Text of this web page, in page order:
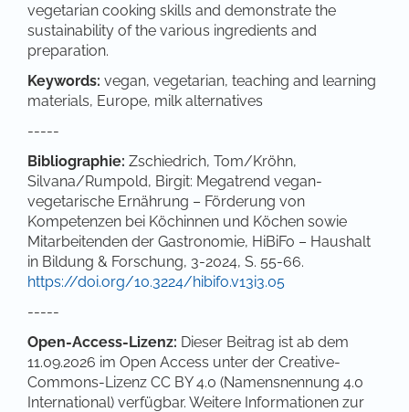
vegetarian cooking skills and demonstrate the
sustainability of the various ingredients and
preparation.
Keywords: vegan, vegetarian, teaching and learning
materials, Europe, milk alternatives
-----
Bibliographie: Zschiedrich, Tom/Kröhn,
Silvana/Rumpold, Birgit: Megatrend vegan-
vegetarische Ernährung – Förderung von
Kompetenzen bei Köchinnen und Köchen sowie
Mitarbeitenden der Gastronomie, HiBiFo – Haushalt
in Bildung & Forschung, 3-2024, S. 55-66.
https://doi.org/10.3224/hibifo.v13i3.05
-----
Open-Access-Lizenz: Dieser Beitrag ist ab dem
11.09.2026 im Open Access unter der Creative-
Commons-Lizenz CC BY 4.0 (Namensnennung 4.0
International) verfügbar. Weitere Informationen zur